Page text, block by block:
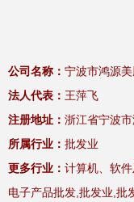
公司名称： 宁波市鸿源
法人代表： 王萍飞
注册地址： 浙江省宁波
所属行业： 批发业
更多行业： 计算机、软
电子产品批发,批发业,批